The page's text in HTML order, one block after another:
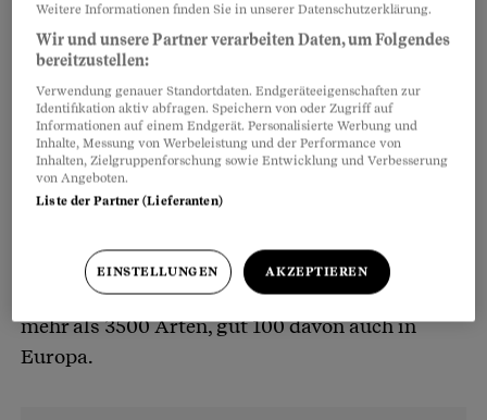
Es mag ein schwacher Trost sein, aber es
handelt sich bei der Stechmücke nicht um eine
Plage der Moderne – das älteste bekannte
Exemplar wurde als Einschluss in einem gegen
80 Millionen Jahre alten Stück Bernstein
gefunden. Wissenschaftler gehen davon aus,
dass ihr eine breite Palette an Wirbeltieren als
Dinosaurier. Stechmücken sind offensichtlich
ein Erfolgsmodell der Evolution. Heute gibt es
mehr als 3500 Arten, gut 100 davon auch in
Europa.
Weitere Informationen finden Sie in unserer Datenschutzerklärung.
Wir und unsere Partner verarbeiten Daten, um Folgendes
bereitzustellen:
Verwendung genauer Standortdaten. Endgeräteeigenschaften zur
Identifikation aktiv abfragen. Speichern von oder Zugriff auf
Informationen auf einem Endgerät. Personalisierte Werbung und
Inhalte, Messung von Werbeleistung und der Performance von
Inhalten, Zielgruppenforschung sowie Entwicklung und Verbesserung
von Angeboten.
Liste der Partner (Lieferanten)
EINSTELLUNGEN AKZEPTIEREN